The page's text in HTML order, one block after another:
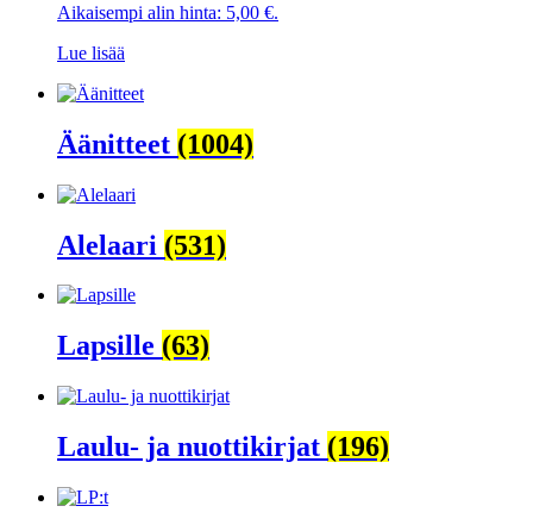
oli:
on:
Aikaisempi alin hinta: 5,00 €.
Lue lisää
Äänitteet (1004)
Alelaari (531)
Lapsille (63)
Laulu- ja nuottikirjat (196)